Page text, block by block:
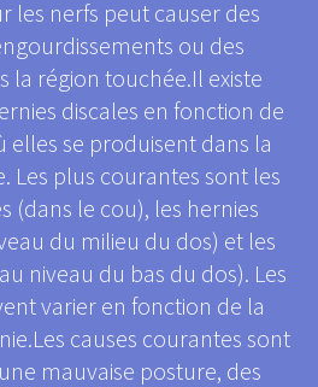
les nerfs peut causer des
ou des
la région touchée.Il existe
discales en fonction de
se produisent dans la
Les plus courantes sont les
(dans le cou), les hernies
du milieu du dos) et les
niveau du bas du dos). Les
varier en fonction de la
causes courantes sont
mauvaise posture, des